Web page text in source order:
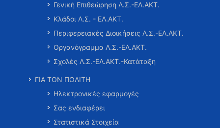
Γενική Επιθεώρηση Λ.Σ.-ΕΛ.ΑΚΤ.
Κλάδοι Λ.Σ. - ΕΛ.ΑΚΤ.
Περιφερειακές Διοικήσεις Λ.Σ.-ΕΛ.ΑΚΤ.
Οργανόγραμμα Λ.Σ.-ΕΛ.ΑΚΤ.
Σχολές Λ.Σ.-ΕΛ.ΑΚΤ.-Κατάταξη
ΓΙΑ ΤΟΝ ΠΟΛΙΤΗ
Ηλεκτρονικές εφαρμογές
Σας ενδιαφέρει
Στατιστικά Στοιχεία